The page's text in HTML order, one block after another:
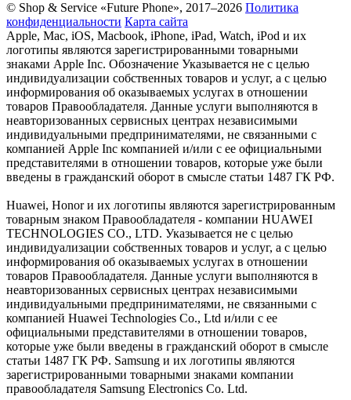
© Shop & Service «Future Phone», 2017–2026 Политика
конфиденциальности Карта сайта
Apple, Mac, iOS, Macbook, iPhone, iPad, Watch, iPod и их
логотипы являются зарегистрированными товарными
знаками Apple Inc. Обозначение Указывается не с целью
индивидуализации собственных товаров и услуг, а с целью
информирования об оказываемых услугах в отношении
товаров Правообладателя. Данные услуги выполняются в
неавторизованных сервисных центрах независимыми
индивидуальными предпринимателями, не связанными с
компанией Apple Inc компанией и/или с ее официальными
представителями в отношении товаров, которые уже были
введены в гражданский оборот в смысле статьи 1487 ГК РФ.
Huawei, Honor и их логотипы являются зарегистрированным
товарным знаком Правообладателя - компании HUAWEI
TECHNOLOGIES CO., LTD. Указывается не с целью
индивидуализации собственных товаров и услуг, а с целью
информирования об оказываемых услугах в отношении
товаров Правообладателя. Данные услуги выполняются в
неавторизованных сервисных центрах независимыми
индивидуальными предпринимателями, не связанными с
компанией Huawei Technologies Co., Ltd и/или с ее
официальными представителями в отношении товаров,
которые уже были введены в гражданский оборот в смысле
статьи 1487 ГК РФ. Samsung и их логотипы являются
зарегистрированными товарными знаками компании
правообладателя Samsung Electronics Co. Ltd.